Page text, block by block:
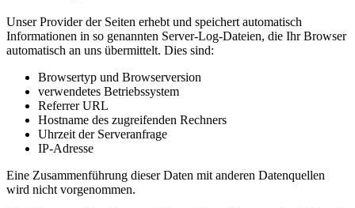
Unser Provider der Seiten erhebt und speichert automatisch
Informationen in so genannten Server-Log-Dateien, die Ihr Browser
automatisch an uns übermittelt. Dies sind:
Browsertyp und Browserversion
verwendetes Betriebssystem
Referrer URL
Hostname des zugreifenden Rechners
Uhrzeit der Serveranfrage
IP-Adresse
Eine Zusammenführung dieser Daten mit anderen Datenquellen
wird nicht vorgenommen.